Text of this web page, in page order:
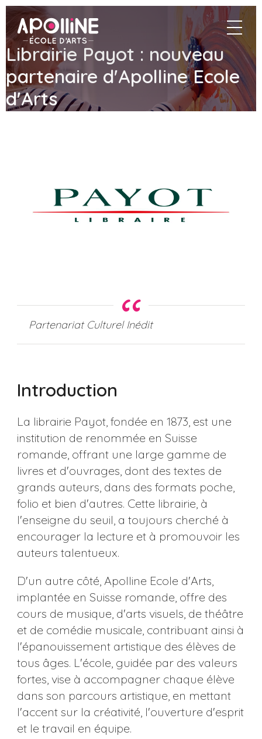
Apolline
–
École
d'arts
Librairie Payot : nouveau
partenaire d'Apolline Ecole
d'Arts
Partenariat Culturel Inédit
Introduction
La librairie Payot, fondée en 1873, est une
institution de renommée en Suisse
romande, offrant une large gamme de
livres et d'ouvrages, dont des textes de
grands auteurs, dans des formats poche,
folio et bien d'autres. Cette librairie, à
l'enseigne du seuil, a toujours cherché à
encourager la lecture et à promouvoir les
auteurs talentueux.
D'un autre côté, Apolline Ecole d'Arts,
implantée en Suisse romande, offre des
cours de musique, d'arts visuels, de théâtre
et de comédie musicale, contribuant ainsi à
l'épanouissement artistique des élèves de
tous âges. L'école, guidée par des valeurs
fortes, vise à accompagner chaque élève
dans son parcours artistique, en mettant
l'accent sur la créativité, l'ouverture d'esprit
et le travail en équipe.